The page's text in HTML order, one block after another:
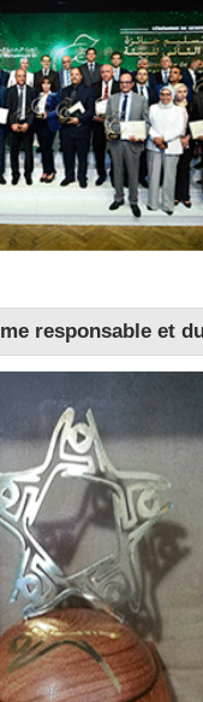
responsable et